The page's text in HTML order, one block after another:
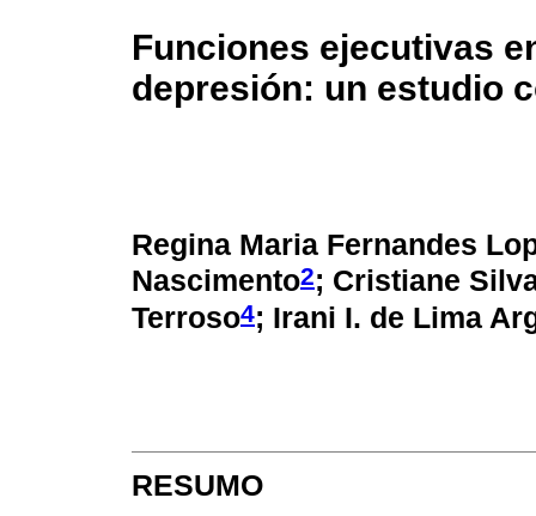
Funciones ejecutivas
depresión: un estudio
Regina Maria Fernandes
Nascimento2; Cristiane
Terroso4; Irani I. de Lima
RESUMO